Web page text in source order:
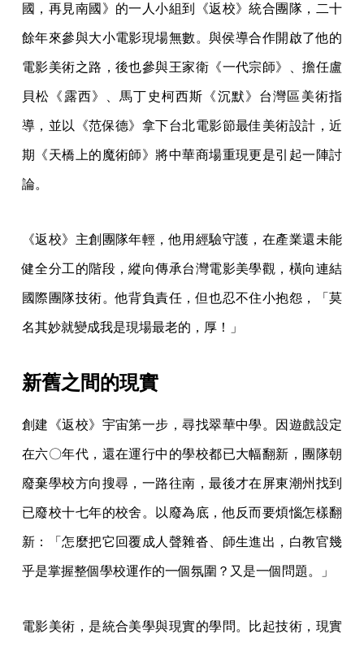
國，再見南國》的一人小組到《返校》統合團隊，二十
餘年來參與大小電影現場無數。與侯導合作開啟了他的
電影美術之路，後也參與王家衛《一代宗師》、擔任盧
貝松《露西》、馬丁史柯西斯《沉默》台灣區美術指
導，並以《范保德》拿下台北電影節最佳美術設計，近
期《天橋上的魔術師》將中華商場重現更是引起一陣討
論。
《返校》主創團隊年輕，他用經驗守護，在產業還未能
健全分工的階段，縱向傳承台灣電影美學觀，橫向連結
國際團隊技術。他背負責任，但也忍不住小抱怨，「莫
名其妙就變成我是現場最老的，厚！」
新舊之間的現實
創建《返校》宇宙第一步，尋找翠華中學。因遊戲設定
在六〇年代，還在運行中的學校都已大幅翻新，團隊朝
廢棄學校方向搜尋，一路往南，最後才在屏東潮州找到
已廢校十七年的校舍。以廢為底，他反而要煩惱怎樣翻
新：「怎麼把它回覆成人聲雜沓、師生進出，白教官幾
乎是掌握整個學校運作的一個氛圍？又是一個問題。」
電影美術，是統合美學與現實的學問。比起技術，現實